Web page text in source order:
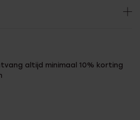
altijd minimaal 10% korting